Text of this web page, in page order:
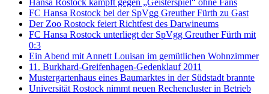
FC Hansa Rostock bei der SpVgg Greuther Fürth zu Gast
Der Zoo Rostock feiert Richtfest des Darwineums
FC Hansa Rostock unterliegt der SpVgg Greuther Fürth mit
0:3
Ein Abend mit Annett Louisan im gemütlichen Wohnzimmer
11. Burkhard-Greifenhagen-Gedenklauf 2011
Mustergartenhaus eines Baumarktes in der Südstadt brannte
Universität Rostock nimmt neuen Rechencluster in Betrieb